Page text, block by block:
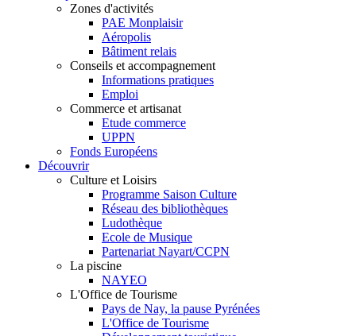
Zones d'activités
PAE Monplaisir
Aéropolis
Bâtiment relais
Conseils et accompagnement
Informations pratiques
Emploi
Commerce et artisanat
Etude commerce
UPPN
Fonds Européens
Découvrir
Culture et Loisirs
Programme Saison Culture
Réseau des bibliothèques
Ludothèque
Ecole de Musique
Partenariat Nayart/CCPN
La piscine
NAYEO
L'Office de Tourisme
Pays de Nay, la pause Pyrénées
L'Office de Tourisme